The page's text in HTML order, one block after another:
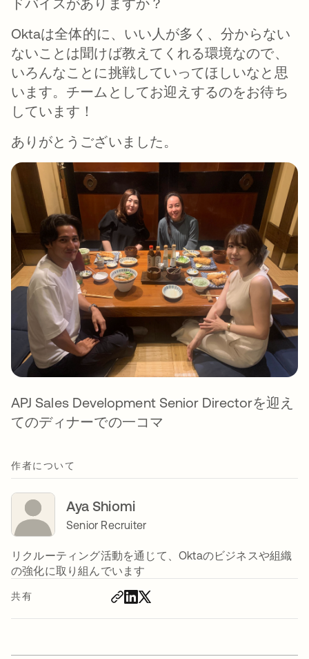
共有
Oktaは全体的に、いい人が多く、分からない
ないことは聞けば教えてくれる環境なので、
いろんなことに挑戦していってほしいなと思
います。チームとしてお迎えするのをお待ち
しています！
ありがとうございました。
APJ Sales Development Senior Directorを迎え
てのディナーでの一コマ
作者について
Aya Shiomi
Senior Recruiter
リクルーティング活動を通じて、Oktaのビジネスや組織
の強化に取り組んでいます